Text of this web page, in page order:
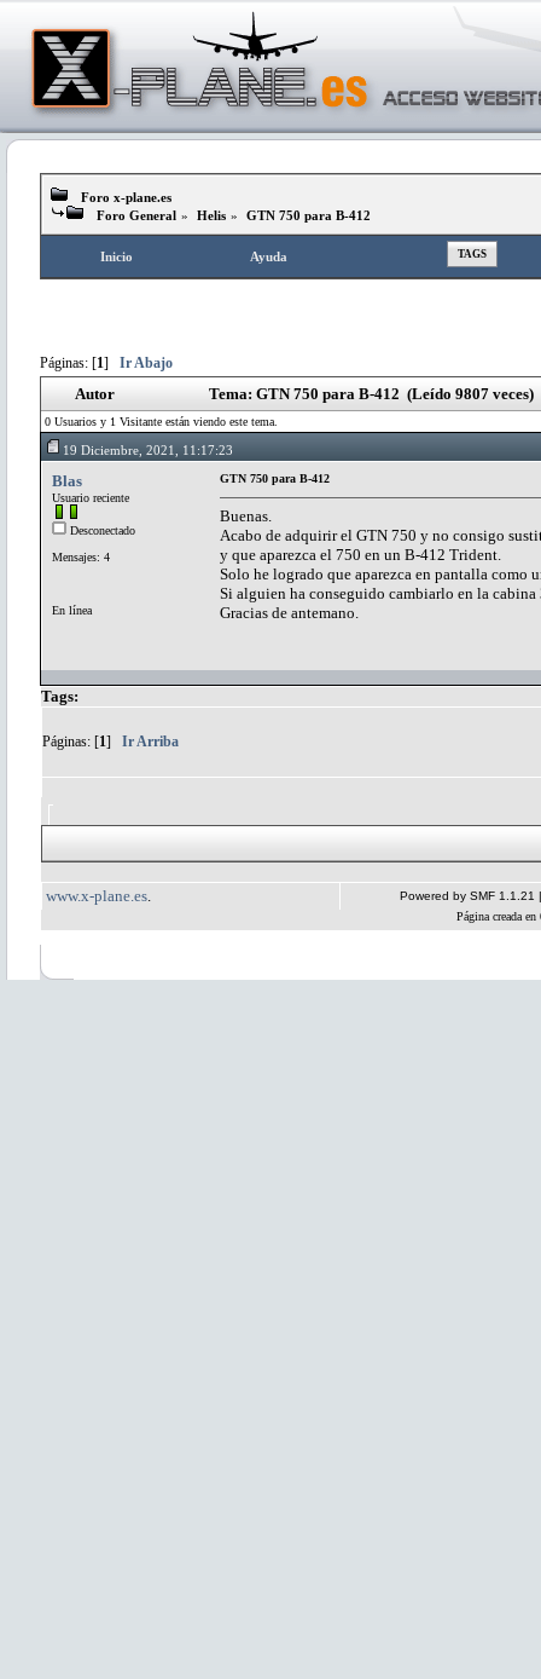
Foro x-plane.es
Foro General » Helis » GTN 750 para B-412
Inicio Ayuda TAGS
Páginas: [1] Ir Abajo
Autor Tema: GTN 750 para B-412 (Leído 9807 veces)
0 Usuarios y 1 Visitante están viendo este tema.
19 Diciembre, 2021, 11:17:23
Blas
Usuario reciente
Desconectado
Mensajes: 4
En línea
GTN 750 para B-412
Buenas.
Acabo de adquirir el GTN 750 y no consigo
y que aparezca el 750 en un B-412 Trident.
Solo he logrado que aparezca en pantalla como
Si alguien ha conseguido cambiarlo en la
Gracias de antemano.
Tags:
Páginas: [1] Ir Arriba
www.x-plane.es Powered by SMF 1.1.21
Página creada